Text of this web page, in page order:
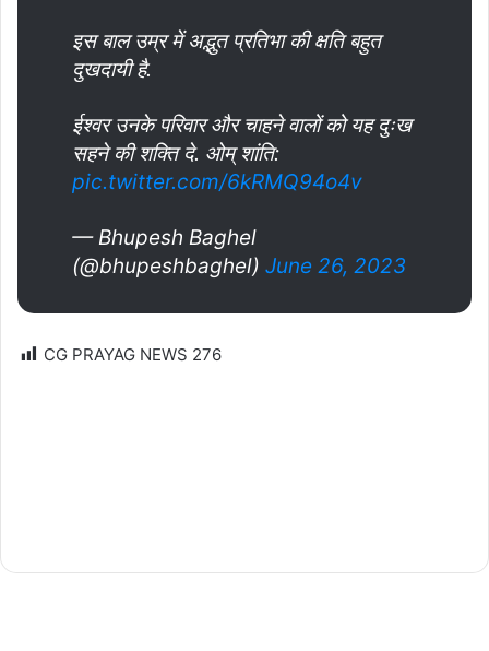
इस बाल उम्र में अद्भुत प्रतिभा की क्षति बहुत
दुखदायी है.
ईश्वर उनके परिवार और चाहने वालों को यह दुःख
सहने की शक्ति दे. ओम् शांति:
pic.twitter.com/6kRMQ94o4v
— Bhupesh Baghel
(@bhupeshbaghel) June 26, 2023
CG PRAYAG NEWS 276